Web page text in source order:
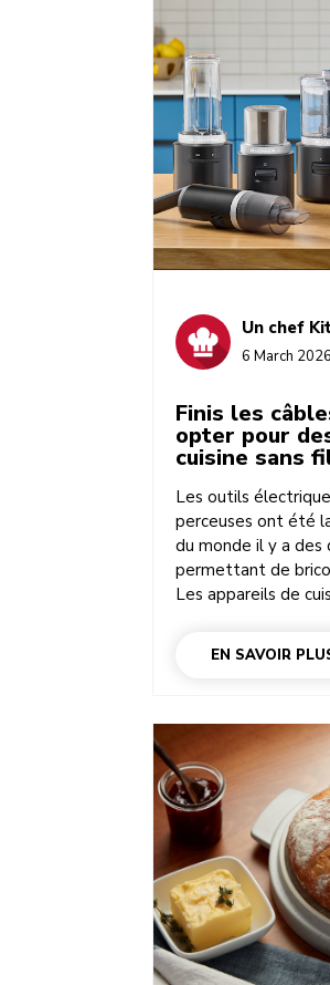
petites choses. Son
ses créations de
son faible pour les
votre mère
à cette facette de
sera bien plus
un cadeau qui la
oui, vous en
Un chef
6 March 2026
Finis les
opter pour
cuisine sans
Les outils
perceuses ont été
du monde il y a des
permettant de
Les appareils de
préparation des
unique ? Qu’est-ce
avec le batteur à
hachoir, le mixeur
portable, le moulin
main qui nous
une fois pour
EN SAVOIR